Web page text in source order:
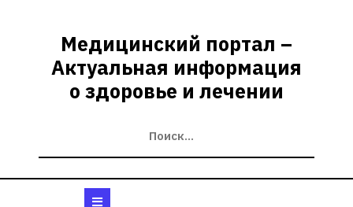
содержимомуМедицинский портал –
Актуальная информация
о здоровье и лечении